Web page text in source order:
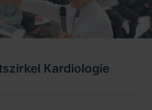
KLINIKUM AG
Kardiologie